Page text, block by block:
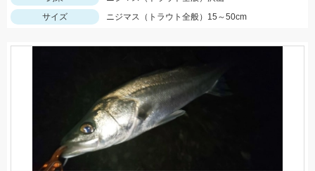
サイズ
ニジマス（トラウト全般）15～50cm